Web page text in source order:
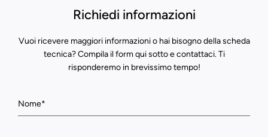
Richiedi informazioni
Vuoi ricevere maggiori informazioni o hai bisogno della scheda
tecnica? Compila il form qui sotto e contattaci. Ti
risponderemo in brevissimo tempo!